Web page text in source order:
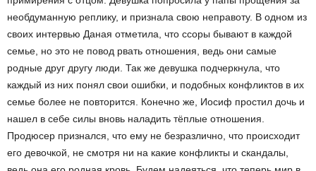
необдуманную реплику, и признала свою неправоту. В одном из
своих интервью Даная отметила, что ссоры бывают в каждой
семье, но это не повод рвать отношения, ведь они самые
родные друг другу люди. Так же девушка подчеркнула, что
каждый из них понял свои ошибки, и подобных конфликтов в их
семье более не повторится. Конечно же, Иосиф простил дочь и
нашел в себе силы вновь наладить тёплые отношения.
Продюсер признался, что ему не безразлично, что происходит
его девочкой, не смотря ни на какие конфликты и скандалы,